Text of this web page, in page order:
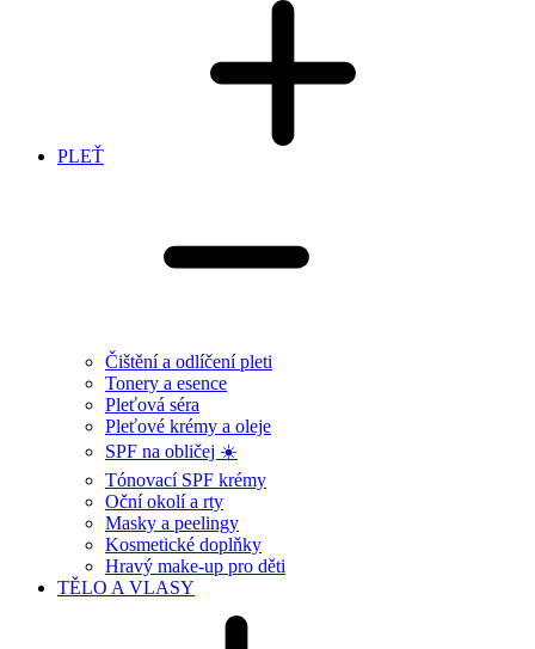
PLEŤ
Čištění a odlíčení pleti
Tonery a esence
Pleťová séra
Pleťové krémy a oleje
SPF na obličej ☀️
Tónovací SPF krémy
Oční okolí a rty
Masky a peelingy
Kosmetické doplňky
Hravý make-up pro děti
TĚLO A VLASY